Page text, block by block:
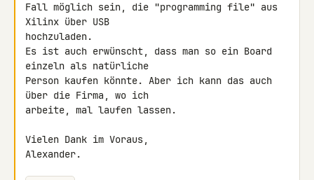
Fall möglich sein, die "programming file" aus
Xilinx über USB
hochzuladen.
Es ist auch erwünscht, dass man so ein Board
einzeln als natürliche
Person kaufen könnte. Aber ich kann das auch
über die Firma, wo ich
arbeite, mal laufen lassen.
Vielen Dank im Voraus,
Alexander.